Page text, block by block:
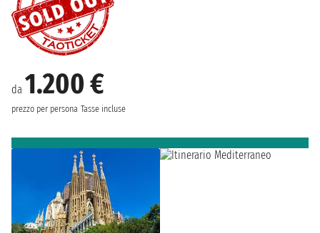
da 1.200 €
prezzo per persona Tasse incluse